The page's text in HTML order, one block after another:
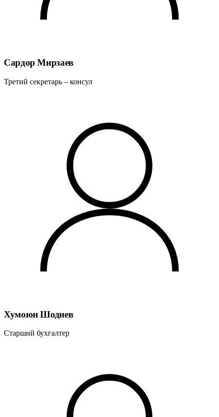
Сардор Мирзаев
Третий секретарь – консул
Хумоюн Шодиев
Старший бухгалтер